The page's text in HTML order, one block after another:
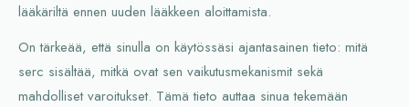
lääkäriltä ennen uuden lääkkeen aloittamista.
On tärkeää, että sinulla on käytössäsi ajantasainen tieto: mitä
serc sisältää, mitkä ovat sen vaikutusmekanismit sekä
mahdolliset varoitukset. Tämä tieto auttaa sinua tekemään